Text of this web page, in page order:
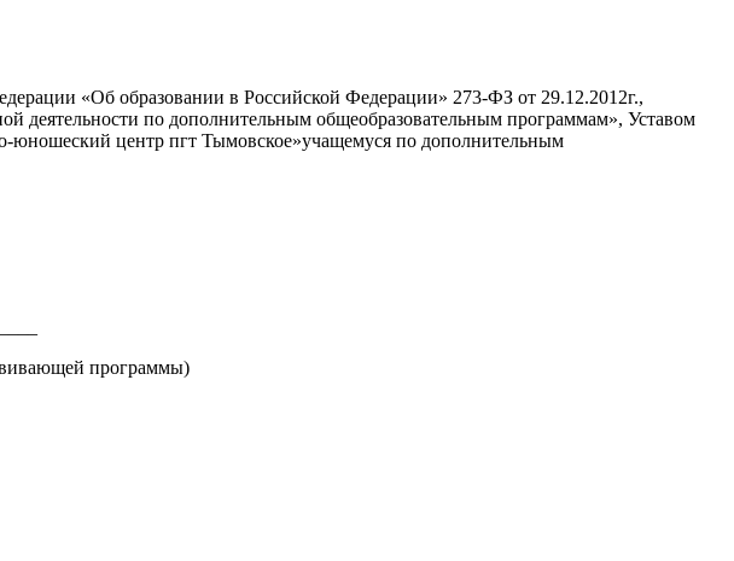
«Об образовании в Российской Федерации» 273-ФЗ от 29.12.2012г.,
деятельности по дополнительным общеобразовательным программам», Уставом
юношеский центр пгт Тымовское»учащемуся по дополнительным
программы)